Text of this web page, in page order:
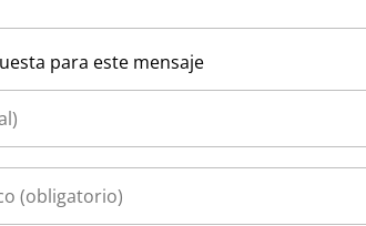
para este mensaje